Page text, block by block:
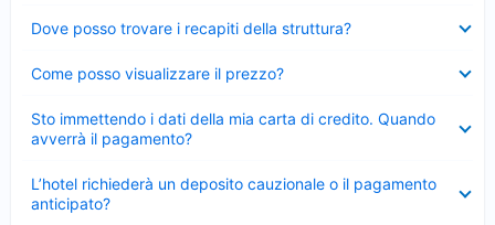
Dove posso trovare i recapiti della struttura?
chiuso
Come posso visualizzare il prezzo?
chiuso
Sto immettendo i dati della mia carta di credito. Quando
avverrà il pagamento?
chiuso
L’hotel richiederà un deposito cauzionale o il pagamento
anticipato?
chiuso